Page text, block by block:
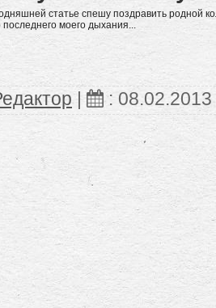
статье спешу поздравить родной
моего дыхания...
| : 08.02.2013